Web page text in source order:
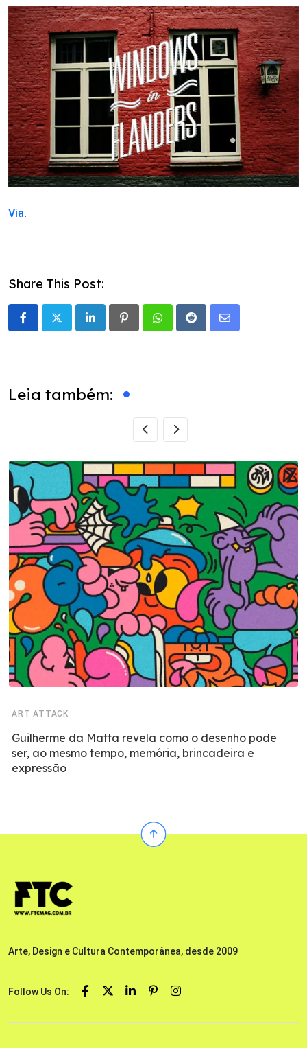
Via.
Share This Post:
LinkedIn PinterestWhatsappRedditShare
Leia também:
ART ATTACK
Guilherme da Matta revela como o desenho pode
ser, ao mesmo tempo, memória, brincadeira e
expressão
Arte, Design e Cultura Contemporânea, desde 2009
Follow Us On: